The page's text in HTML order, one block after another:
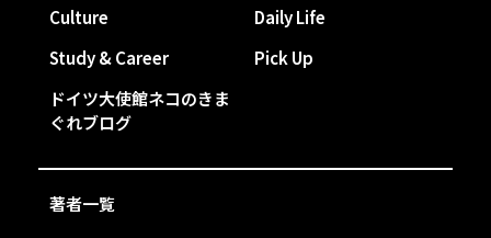
Culture
Daily Life
Study & Career
Pick Up
ドイツ大使館ネコのきま
ぐれブログ
著者一覧